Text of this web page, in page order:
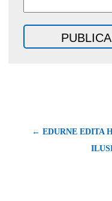
← EDURNE EDITA